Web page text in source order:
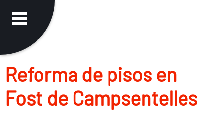
Reforma de pisos en
Fost de Campsentelles